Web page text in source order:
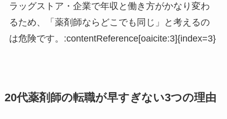
ラッグストア・企業で年収と働き方がかなり変わ
るため、「薬剤師ならどこでも同じ」と考えるの
は危険です。:contentReference[oaicite:3]{index=3}
20代薬剤師の転職が早すぎない3つの理由